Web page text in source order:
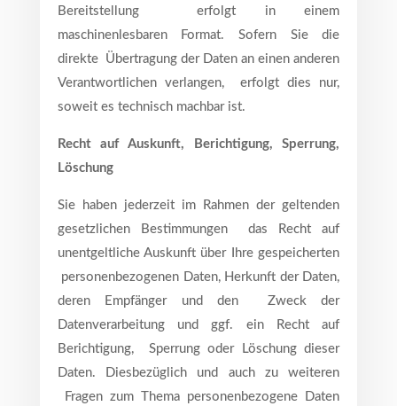
Bereitstellung erfolgt in einem
maschinenlesbaren Format. Sofern Sie die
direkte Übertragung der Daten an einen anderen
Verantwortlichen verlangen, erfolgt dies nur,
soweit es technisch machbar ist.
Recht auf Auskunft, Berichtigung, Sperrung,
Löschung
Sie haben jederzeit im Rahmen der geltenden
gesetzlichen Bestimmungen das Recht auf
unentgeltliche Auskunft über Ihre gespeicherten
personenbezogenen Daten, Herkunft der Daten,
deren Empfänger und den Zweck der
Datenverarbeitung und ggf. ein Recht auf
Berichtigung, Sperrung oder Löschung dieser
Daten. Diesbezüglich und auch zu weiteren
Fragen zum Thema personenbezogene Daten